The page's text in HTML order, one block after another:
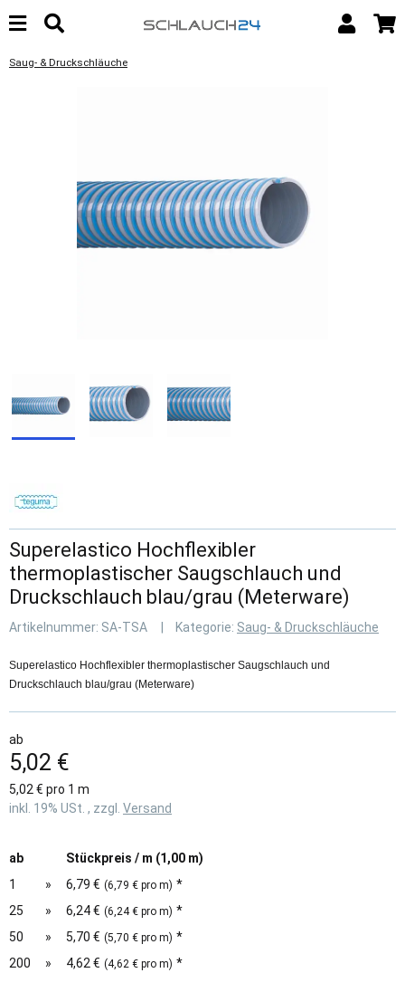
Saug- & Druckschläuche
Superelastico Hochflexibler
thermoplastischer Saugschlauch und
Druckschlauch blau/grau (Meterware)
Artikelnummer: SA-TSA Kategorie: Saug- & Druckschläuche
Superelastico Hochflexibler thermoplastischer Saugschlauch und
Druckschlauch blau/grau (Meterware)
ab
5,02 €
5,02 € pro 1 m
inkl. 19% USt. , zzgl. Versand
ab
Stückpreis / m (1,00 m)
1
» 6,79 € (6,79 € pro m) *
25
» 6,24 € (6,24 € pro m) *
50
» 5,70 € (5,70 € pro m) *
200
» 4,62 € (4,62 € pro m) *